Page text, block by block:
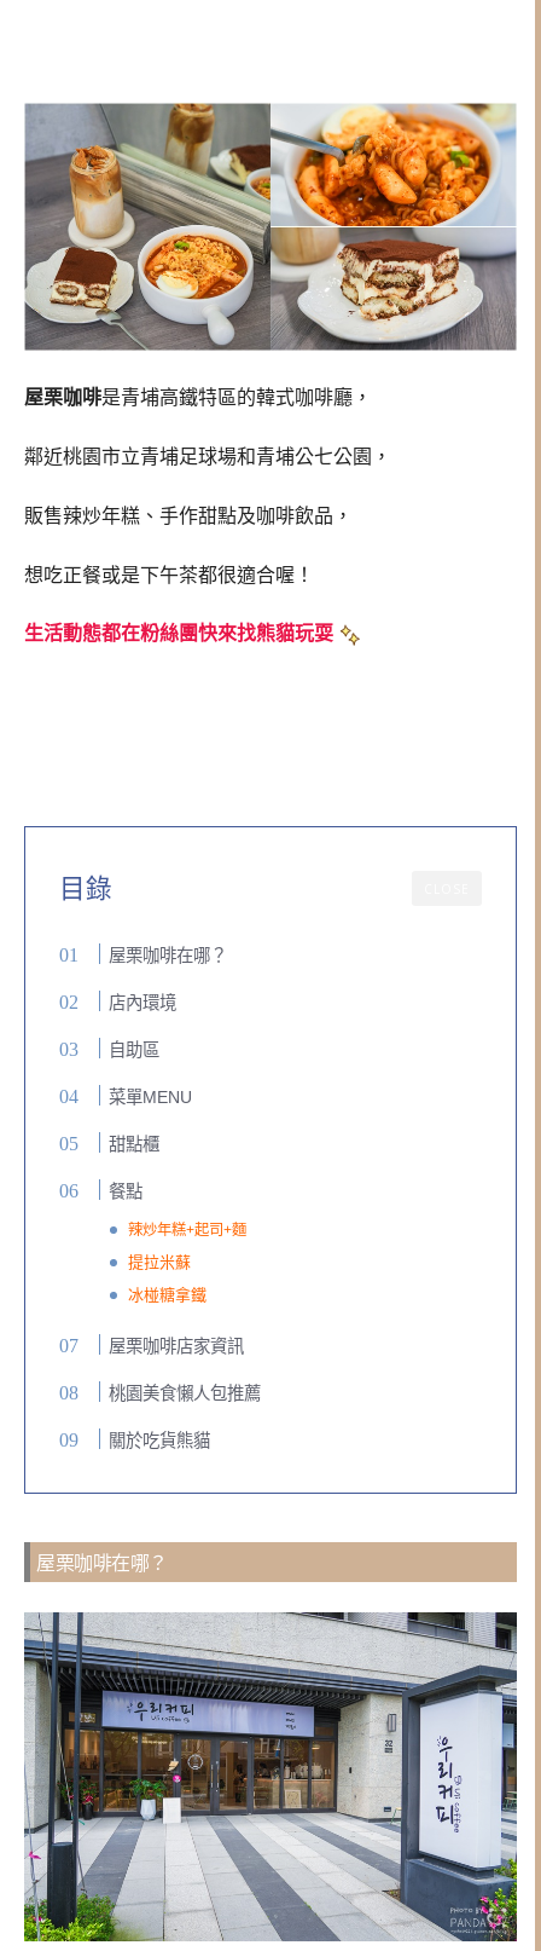
屋栗咖啡是青埔高鐵特區的韓式咖啡廳，
鄰近桃園市立青埔足球場和青埔公七公園，
販售辣炒年糕、手作甜點及咖啡飲品，
想吃正餐或是下午茶都很適合喔！
生活動態都在粉絲團快來找熊貓玩耍
目錄
屋栗咖啡在哪？
店內環境
自助區
菜單MENU
甜點櫃
餐點
辣炒年糕+起司+麵
提拉米蘇
冰椪糖拿鐵
屋栗咖啡店家資訊
桃園美食懶人包推薦
關於吃貨熊貓
屋栗咖啡在哪？